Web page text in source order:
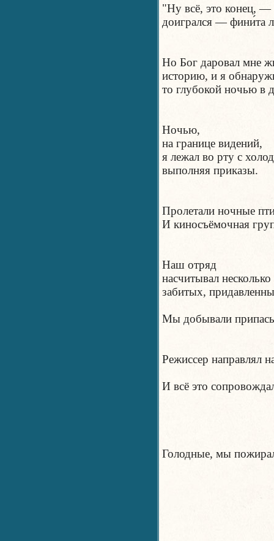
"Ну всё, это конец,
доигрался — фини́та
Но Бог даровал мне
историю, и я
то глубокой ночью в
Ночью,
на границе видений,
я лежал во рту с
выполняя приказы.
Пролетали ночные
И киносъёмочная
Наш отряд
насчитывал
забитых,
Мы добывали
Режиссер направлял
И всё это
Голодные, мы